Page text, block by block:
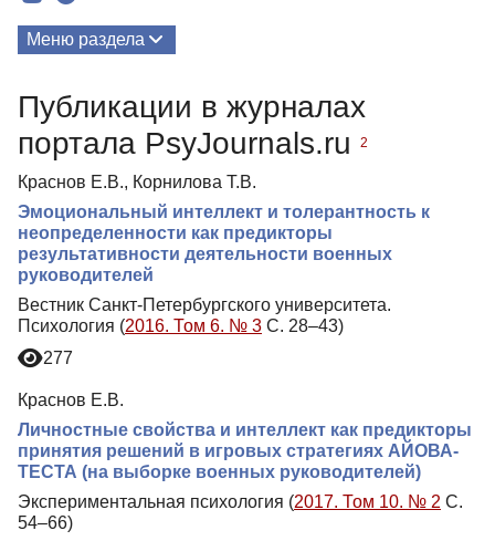
Меню раздела
Публикации в журналах
портала PsyJournals.ru
2
Краснов Е.В., Корнилова Т.В.
Эмоциональный интеллект и толерантность к
неопределенности как предикторы
результативности деятельности военных
руководителей
Вестник Санкт-Петербургского университета.
Психология (2016. Том 6. № 3 С. 28–43)
277
Краснов Е.В.
Личностные свойства и интеллект как предикторы
принятия решений в игровых стратегиях АЙОВА-
ТЕСТА (на выборке военных руководителей)
Экспериментальная психология (2017. Том 10. № 2 С.
54–66)